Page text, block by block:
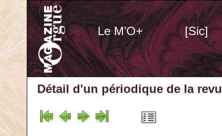
Le M’O+ [Sic]
Détail d'un périodique de la